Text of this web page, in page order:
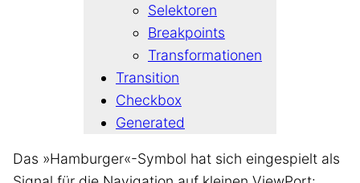
Selektoren
Breakpoints
Transformationen
Transition
Checkbox
Generated
Das »Hamburger«-Symbol hat sich eingespielt als